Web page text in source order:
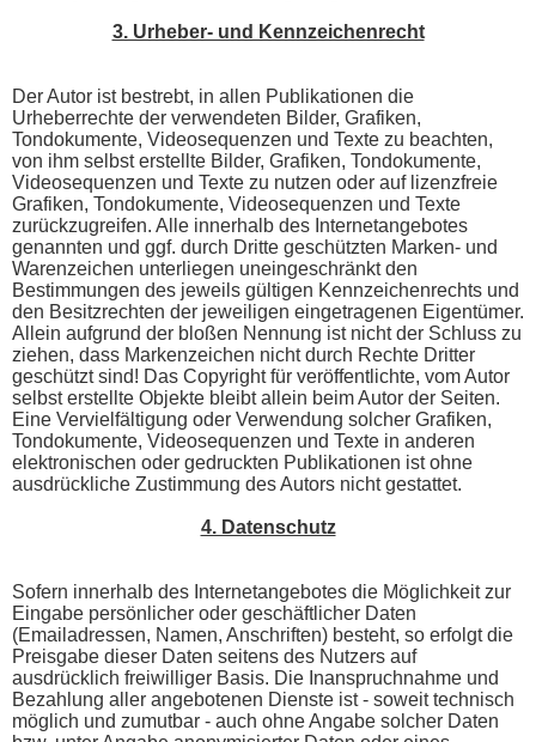
3. Urheber- und Kennzeichenrecht
Der Autor ist bestrebt, in allen Publikationen die
Urheberrechte der verwendeten Bilder, Grafiken,
Tondokumente, Videosequenzen und Texte zu beachten,
von ihm selbst erstellte Bilder, Grafiken, Tondokumente,
Videosequenzen und Texte zu nutzen oder auf lizenzfreie
Grafiken, Tondokumente, Videosequenzen und Texte
zurückzugreifen. Alle innerhalb des Internetangebotes
genannten und ggf. durch Dritte geschützten Marken- und
Warenzeichen unterliegen uneingeschränkt den
Bestimmungen des jeweils gültigen Kennzeichenrechts und
den Besitzrechten der jeweiligen eingetragenen Eigentümer.
Allein aufgrund der bloßen Nennung ist nicht der Schluss zu
ziehen, dass Markenzeichen nicht durch Rechte Dritter
geschützt sind! Das Copyright für veröffentlichte, vom Autor
selbst erstellte Objekte bleibt allein beim Autor der Seiten.
Eine Vervielfältigung oder Verwendung solcher Grafiken,
Tondokumente, Videosequenzen und Texte in anderen
elektronischen oder gedruckten Publikationen ist ohne
ausdrückliche Zustimmung des Autors nicht gestattet.
4. Datenschutz
Sofern innerhalb des Internetangebotes die Möglichkeit zur
Eingabe persönlicher oder geschäftlicher Daten
(Emailadressen, Namen, Anschriften) besteht, so erfolgt die
Preisgabe dieser Daten seitens des Nutzers auf
ausdrücklich freiwilliger Basis. Die Inanspruchnahme und
Bezahlung aller angebotenen Dienste ist - soweit technisch
möglich und zumutbar - auch ohne Angabe solcher Daten